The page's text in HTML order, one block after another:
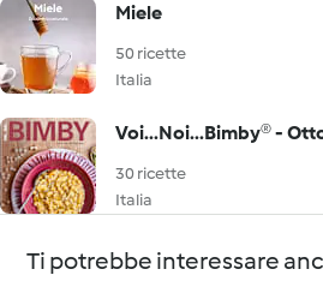
Miele
50 ricette
Italia
Voi...Noi...Bimby® -
30 ricette
Italia
Ti potrebbe interessare